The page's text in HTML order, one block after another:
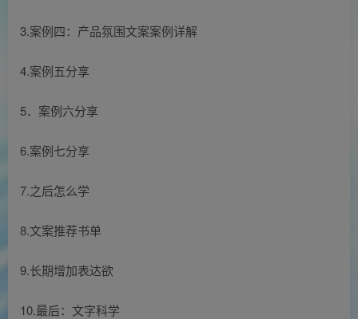
3.案例四：产品氛围文案案例详解
4.案例五分享
5．案例六分享
6.案例七分享
7.之后怎么学
8.文案推荐书单
9.长期增加表达欲
10.最后：文字科学